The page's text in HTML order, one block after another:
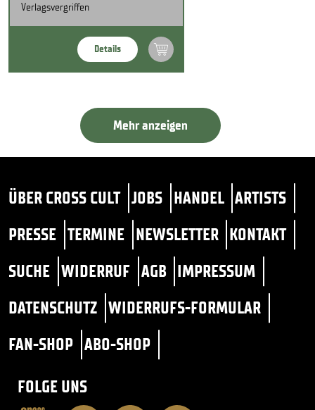
Verlagsvergriffen
Details
Mehr anzeigen
ÜBER CROSS CULT JOBS HANDEL ARTISTS
PRESSE TERMINE NEWSLETTER KONTAKT
SUCHE WIDERRUF AGB IMPRESSUM
DATENSCHUTZ WIDERRUFS-FORMULAR
FAN-SHOP ABO-SHOP
FOLGE UNS